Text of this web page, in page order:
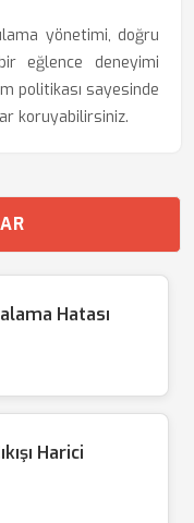
yönetimi, doğru
bir eğlence deneyimi
politikası sayesinde
koruyabilirsiniz.
Hatası
Harici